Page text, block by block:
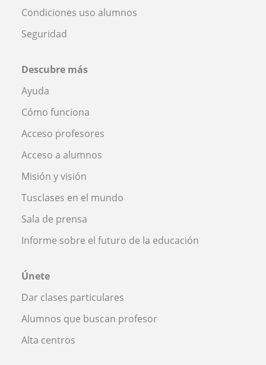
Condiciones uso alumnos
Seguridad
Descubre más
Ayuda
Cómo funciona
Acceso profesores
Acceso a alumnos
Misión y visión
Tusclases en el mundo
Sala de prensa
Informe sobre el futuro de la educación
Únete
Dar clases particulares
Alumnos que buscan profesor
Alta centros